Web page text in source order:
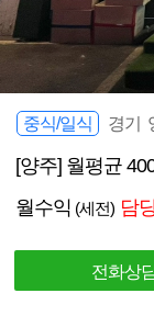
중식/일식 경기
[양주] 월평균
월수익 (세전) 담
전화상